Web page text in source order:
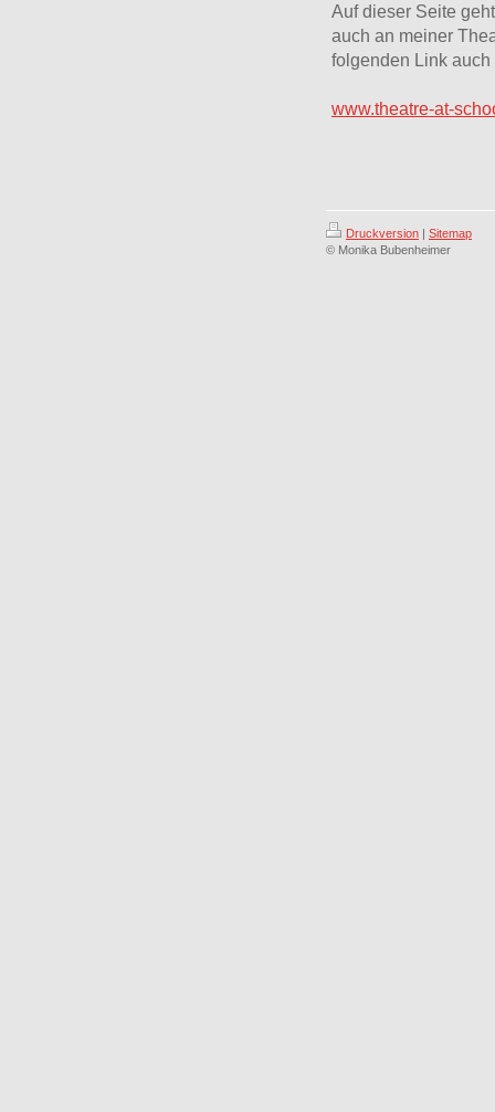
Auf dieser Seite
auch an meiner
folgenden Link auch
www.theatre-at-
Druckversion | Sitemap
© Monika Bubenheimer